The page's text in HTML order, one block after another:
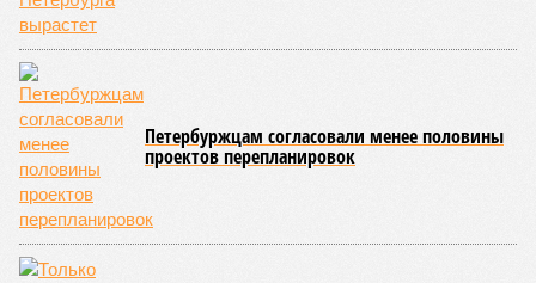
Петербуржцам согласовали менее половины
проектов перепланировок